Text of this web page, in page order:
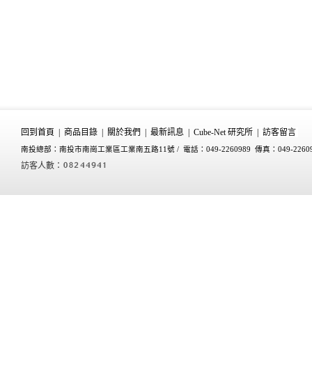
回到首頁 商品目錄 關於我們 最新訊息 Cube-Net 研究所 訪客留言
南投總部：南投市南崗工業區工業南五路11號 / 電話：049-2260989 傳真：049-
訪客人數：